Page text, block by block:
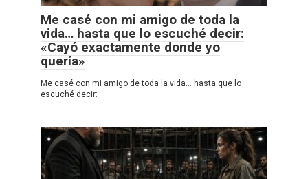
Me casé con mi amigo de toda la
vida… hasta que lo escuché decir:
«Cayó exactamente donde yo
quería»
Me casé con mi amigo de toda la vida… hasta que lo
escuché decir: